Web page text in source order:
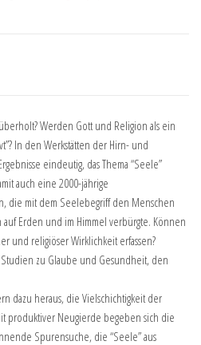
Werden Gott und Religion als ein
In den Werkstätten der Hirn- und
eindeutig, das Thema “Seele”
auch eine 2000-jährige
die mit dem Seelebegriff den Menschen
Erden und im Himmel verbürgte. Können
und religiöser Wirklichkeit erfassen?
zu Glaube und Gesundheit, den
dazu heraus, die Vielschichtigkeit der
produktiver Neugierde begeben sich die
Spurensuche, die “Seele” aus